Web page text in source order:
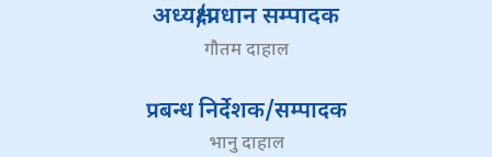
अध्यक्ष/प्रधान सम्पादक
गौतम दाहाल
प्रबन्ध निर्देशक/सम्पादक
भानु दाहाल